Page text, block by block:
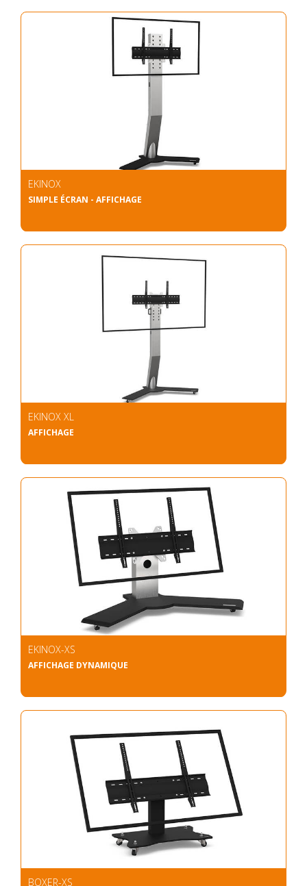
EKINOX
SIMPLE ÉCRAN - AFFICHAGE
EKINOX XL
AFFICHAGE
EKINOX-XS
AFFICHAGE DYNAMIQUE
BOXER-XS